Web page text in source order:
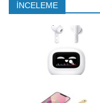
İNCELEME